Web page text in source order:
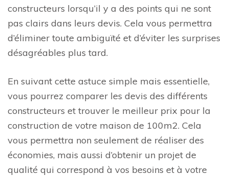
constructeurs lorsqu’il y a des points qui ne sont
pas clairs dans leurs devis. Cela vous permettra
d’éliminer toute ambiguïté et d’éviter les surprises
désagréables plus tard.
En suivant cette astuce simple mais essentielle,
vous pourrez comparer les devis des différents
constructeurs et trouver le meilleur prix pour la
construction de votre maison de 100m2. Cela
vous permettra non seulement de réaliser des
économies, mais aussi d’obtenir un projet de
qualité qui correspond à vos besoins et à votre